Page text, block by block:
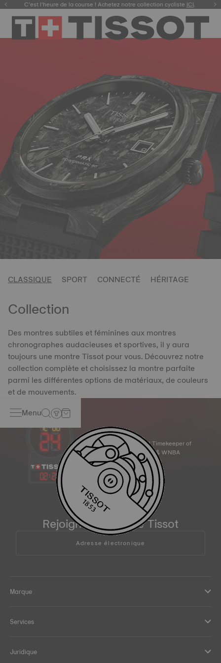
C’est l’heure de la course ! Achetez notre collection cycliste ICI.
CLASSIQUE SPORT CONNECTÉ HÉRITAGE
Collection
Des montres subtiles et féminines aux montres
chronographes audacieuses et sportives, il y aura
toujours une montre Tissot pour vous. Découvrez notre
collection complète et choisissez la montre parfaite
parmi les différentes options de matériaux, de couleurs
et de mouvements.
Menu
02:28
Official Timekeeper of
the NBA & WNBA
Rejoignez la famille Tissot
Adresse électronique
Marque
Services
Juridique